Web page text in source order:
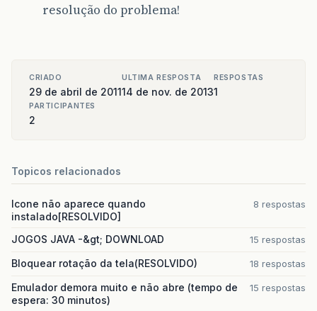
resolução do problema!
CRIADO
29 de abril de 2011
ULTIMA RESPOSTA
14 de nov. de 2013
RESPOSTAS
1
PARTICIPANTES
2
Topicos relacionados
Icone não aparece quando
instalado[RESOLVIDO]
8 respostas
JOGOS JAVA -&gt; DOWNLOAD 15 respostas
Bloquear rotação da tela(RESOLVIDO) 18 respostas
Emulador demora muito e não abre (tempo de
espera: 30 minutos)
15 respostas